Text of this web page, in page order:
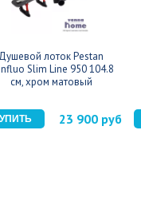
лоток Pestan
Slim Line 950 104.8
см, хром матовый
23 900 руб